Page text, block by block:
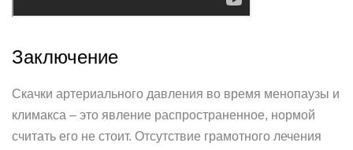
Заключение
Скачки артериального давления во время менопаузы и
климакса – это явление распространенное, нормой
считать его не стоит. Отсутствие грамотного лечения